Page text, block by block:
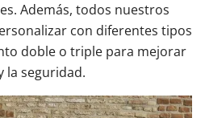
Además, todos nuestros
con diferentes tipos
doble o triple para mejorar
la seguridad.